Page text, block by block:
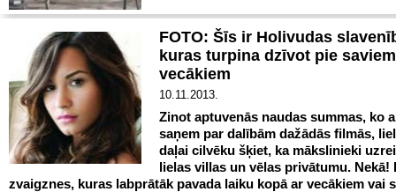
FOTO: Šīs ir Holivudas
kuras turpina dzīvot pie saviem
vecākiem
10.11.2013.
Zinot aptuvenās naudas summas, ko
saņem par dalībām dažādās filmās,
daļai cilvēku šķiet, ka mākslinieki
lielas villas un vēlas privātumu. Nekā!
zvaigznes, kuras labprātāk pavada laiku kopā ar vecākiem vai